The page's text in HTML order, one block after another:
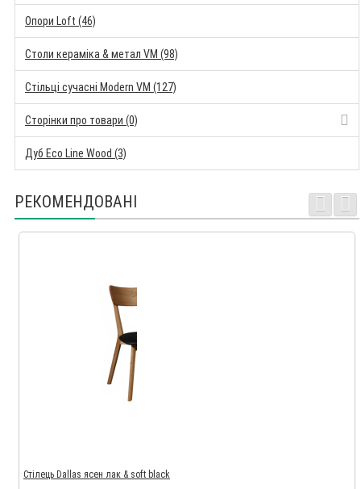
Опори Loft (46)
Столи кераміка & метал VM (98)
Стільці сучасні Modern VM (127)
Сторінки про товари (0)
Дуб Eco Line Wood (3)
РЕКОМЕНДОВАНІ
Стілець Dallas ясен лак & soft black